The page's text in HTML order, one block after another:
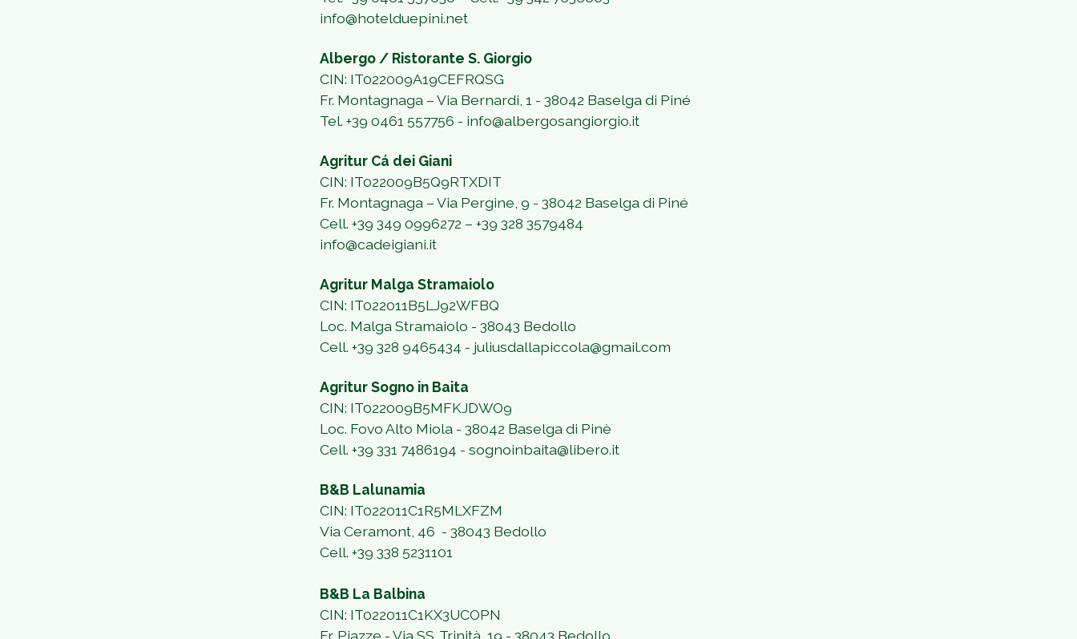
info@hotelduepini.net
Albergo / Ristorante S. Giorgio
CIN: IT022009A19CEFRQSG
Fr. Montagnaga – Via Bernardi, 1 - 38042 Baselga di Piné
Tel. +39 0461 557756 - info@albergosangiorgio.it
Agritur Cá dei Giani
CIN: IT022009B5Q9RTXDIT
Fr. Montagnaga – Via Pergine, 9 - 38042 Baselga di Piné
Cell. +39 349 0996272 – +39 328 3579484
info@cadeigiani.it
Agritur Malga Stramaiolo
CIN: IT022011B5LJ92WFBQ
Loc. Malga Stramaiolo - 38043 Bedollo
Cell. +39 328 9465434 - juliusdallapiccola@gmail.com
Agritur Sogno in Baita
CIN: IT022009B5MFKJDWO9
Loc. Fovo Alto Miola - 38042 Baselga di Pinè
Cell. +39 331 7486194 - sognoinbaita@libero.it
B&B Lalunamia
CIN: IT022011C1R5MLXFZM
Via Ceramont, 46 - 38043 Bedollo
Cell. +39 338 5231101
B&B La Balbina
CIN: IT022011C1KX3UCOPN
Fr. Piazze - Via SS. Trinità, 19 - 38043 Bedollo